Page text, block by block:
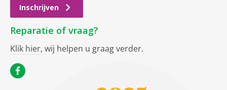
Inschrijven
Reparatie of vraag?
Klik hier, wij helpen u graag verder.